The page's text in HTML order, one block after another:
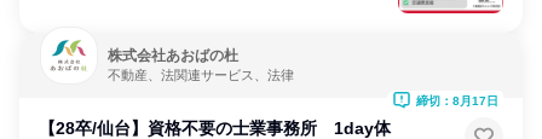
株式会社あおばの杜
不動産、法関連サービス、法律
【28卒/仙台】資格不要の士業事務所 1day体
締切：8月17日